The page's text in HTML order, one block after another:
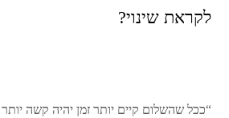
on
לקראת שינוי?
“ככל שהשלום קיים יותר זמן יהיה קשה